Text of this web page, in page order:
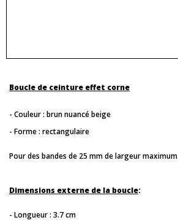
Boucle de ceinture effet corne
- Couleur : brun nuancé beige
- Forme : rectangulaire
Pour des bandes de 25 mm de largeur maximum
Dimensions externe de la boucle:
- Longueur : 3.7 cm